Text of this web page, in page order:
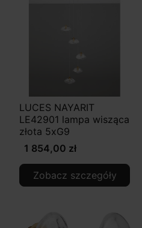
LUCES NAYARIT
LE42901 lampa wisząca
złota 5xG9
1 854,00 zł
Zobacz szczegóły